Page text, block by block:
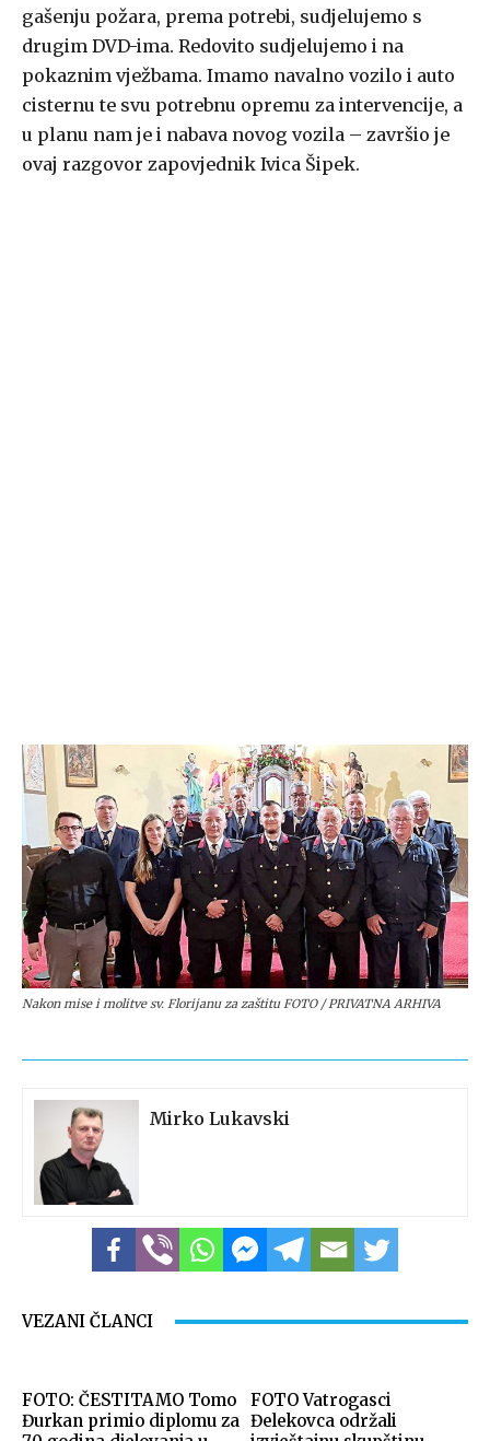
gašenju požara, prema potrebi, sudjelujemo s
drugim DVD-ima. Redovito sudjelujemo i na
pokaznim vježbama. Imamo navalno vozilo i auto
cisternu te svu potrebnu opremu za intervencije, a
u planu nam je i nabava novog vozila – završio je
ovaj razgovor zapovjednik Ivica Šipek.
Nakon mise i molitve sv. Florijanu za zaštitu FOTO / PRIVATNA ARHIVA
Mirko Lukavski
VEZANI ČLANCI
FOTO: ČESTITAMO Tomo
Đurkan primio diplomu za
FOTO Vatrogasci
Đelekovca održali